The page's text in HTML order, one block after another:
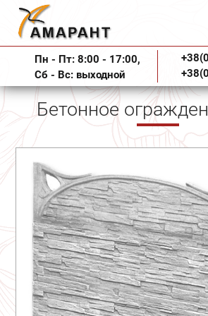
Пн - Пт: 8:00 - 17:00,
Сб - Вс: выходной
Бетонное